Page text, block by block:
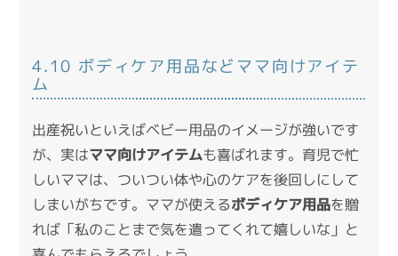
4.10 ボディケア用品などママ向けアイテ
ム
出産祝いといえばベビー用品のイメージが強いです
が、実はママ向けアイテムも喜ばれます。育児で忙
しいママは、ついつい体や心のケアを後回しにして
しまいがちです。ママが使えるボディケア用品を贈
れば「私のことまで気を遣ってくれて嬉しいな」と